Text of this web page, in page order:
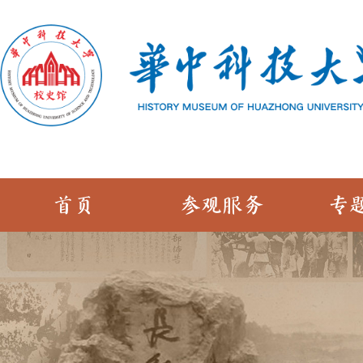
首页 参观服务 专